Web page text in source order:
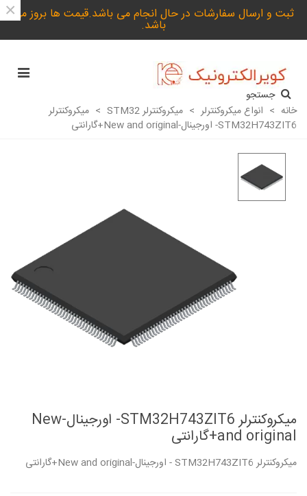
ثبت و ارسال سفارشات در حال انجام می باشد.قیمت ها بروز می
باشد.
×
جستجو
خانه > انواع میکروکنترلر > میکروکنترلر STM32 > میکروکنترلر
STM32H743ZIT6- اورجینال-New and original+گارانتی
میکروکنترلر STM32H743ZIT6- اورجینال-New
and original+گارانتی
میکروکنترلر STM32H743ZIT6 - اورجینال-New and original+گارانتی